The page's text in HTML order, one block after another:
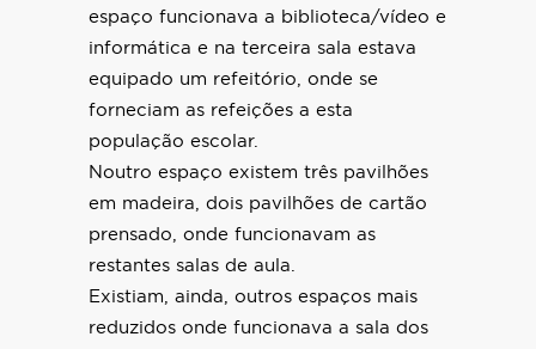
espaço funcionava a biblioteca/vídeo e
informática e na terceira sala estava
equipado um refeitório, onde se
forneciam as refeições a esta
população escolar.
Noutro espaço existem três pavilhões
em madeira, dois pavilhões de cartão
prensado, onde funcionavam as
restantes salas de aula.
Existiam, ainda, outros espaços mais
reduzidos onde funcionava a sala dos